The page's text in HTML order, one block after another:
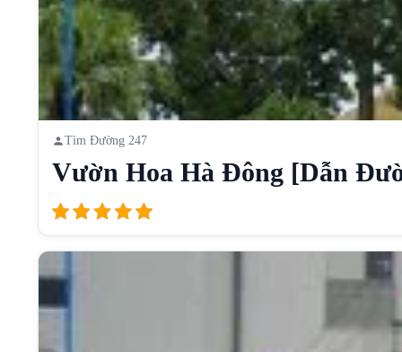
Tìm Đường 247
Vườn Hoa Hà Đông [Dẫn